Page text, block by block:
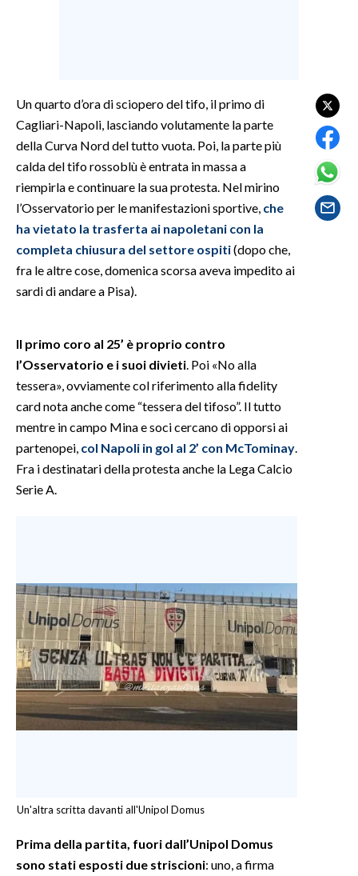
GOSSIP
SALUTE
NOTIZIE
EVENTI
3 MINUTI CON
INSULARITÀ
INFO AZIENDE
ABBONATI
ANNUNCI
STORE
Un quarto d’ora di sciopero del tifo, il primo di
Cagliari-Napoli, lasciando volutamente la parte
della Curva Nord del tutto vuota. Poi, la parte più
calda del tifo rossoblù è entrata in massa a
riempirla e continuare la sua protesta. Nel mirino
l’Osservatorio per le manifestazioni sportive, che
ha vietato la trasferta ai napoletani con la
completa chiusura del settore ospiti(dopo che,
fra le altre cose, domenica scorsa aveva impedito ai
sardi di andare a Pisa).
Il primo coro al 25’ è proprio contro
l’Osservatorio e i suoi divieti . Poi «No alla
tessera», ovviamente col riferimento alla fidelity
card nota anche come “tessera del tifoso”. Il tutto
mentre in campo Mina e soci cercano di opporsi ai
partenopei, col Napoli in gol al 2’ con McTominay
Fra i destinatari della protesta anche la Lega Calcio
Serie A.
Un'altra scritta davanti all'Unipol Domus
Prima della partita, fuori dall’Unipol Domus
sono stati esposti due striscioni: uno, a firma